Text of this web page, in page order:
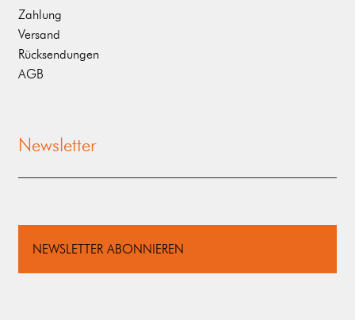
Zahlung
Versand
Rücksendungen
AGB
Newsletter
NEWSLETTER ABONNIEREN